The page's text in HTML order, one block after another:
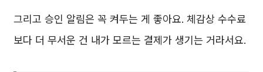
그리고 승인 알림은 꼭 켜두는 게 좋아요. 체감상 수수료
보다 더 무서운 건 내가 모르는 결제가 생기는 거라서요.